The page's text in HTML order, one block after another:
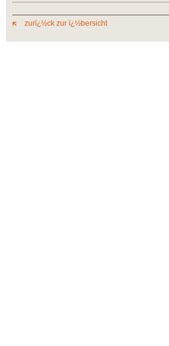
zurï¿½ck zur ï¿½bersicht